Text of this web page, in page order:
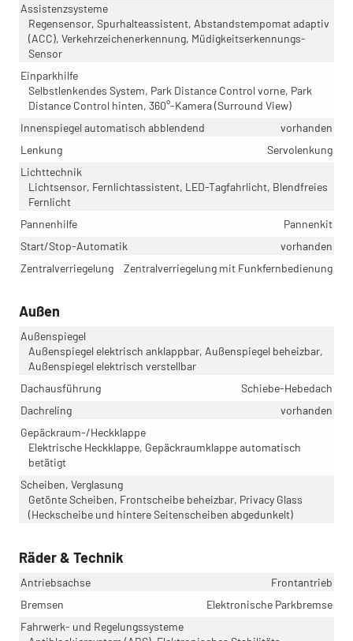
Assistenzsysteme
Regensensor, Spurhalteassistent, Abstandstempomat adaptiv
(ACC), Verkehrzeichenerkennung, Müdigkeitserkennungs-
Sensor
Einparkhilfe
Selbstlenkendes System, Park Distance Control vorne, Park
Distance Control hinten, 360°-Kamera (Surround View)
Innenspiegel automatisch abblendend
vorhanden
Lenkung
Servolenkung
Lichttechnik
Lichtsensor, Fernlichtassistent, LED-Tagfahrlicht, Blendfreies
Fernlicht
Pannenhilfe
Pannenkit
Start/Stop-Automatik
vorhanden
Zentralverriegelung
Zentralverriegelung mit Funkfernbedienung
Außen
Außenspiegel
Außenspiegel elektrisch anklappbar, Außenspiegel beheizbar,
Außenspiegel elektrisch verstellbar
Dachausführung
Schiebe-Hebedach
Dachreling
vorhanden
Gepäckraum-/Heckklappe
Elektrische Heckklappe, Gepäckraumklappe automatisch
betätigt
Scheiben, Verglasung
Getönte Scheiben, Frontscheibe beheizbar, Privacy Glass
(Heckscheibe und hintere Seitenscheiben abgedunkelt)
Räder & Technik
Antriebsachse
Frontantrieb
Bremsen
Elektronische Parkbremse
Fahrwerk- und Regelungssysteme